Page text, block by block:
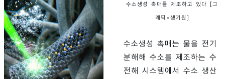
수소생성 촉매를 제조하고 있다 [그
래픽=생기원]
수소생성 촉매는 물을 전기
분해해 수소를 제조하는 수
전해 시스템에서 수소 생산